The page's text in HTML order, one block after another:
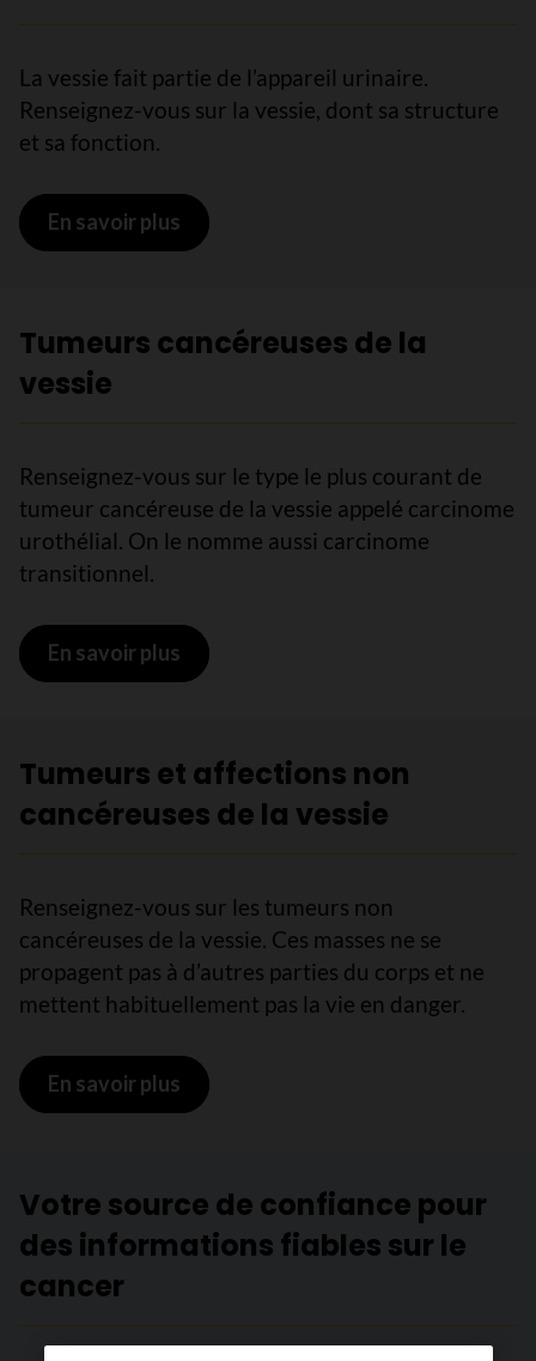
La vessie fait partie de l’appareil urinaire.
Renseignez-vous sur la vessie, dont sa structure
et sa fonction.
En savoir plus sur La vessie
Tumeurs cancéreuses de la
vessie
Renseignez-vous sur le type le plus courant de
tumeur cancéreuse de la vessie appelé carcinome
urothélial. On le nomme aussi carcinome
transitionnel.
En savoir plus sur Tumeurs cancéreuses de la
Tumeurs et affections non
cancéreuses de la vessie
Renseignez-vous sur les tumeurs non
cancéreuses de la vessie. Ces masses ne se
propagent pas à d’autres parties du corps et ne
mettent habituellement pas la vie en danger.
En savoir plus sur Tumeurs et affections non
Votre source de confiance pour
des informations fiables sur le
cancer